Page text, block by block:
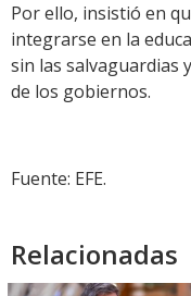
Por ello, insistió en
integrarse en la
sin las salvaguardias
de los gobiernos.
Fuente: EFE.
Relacionadas